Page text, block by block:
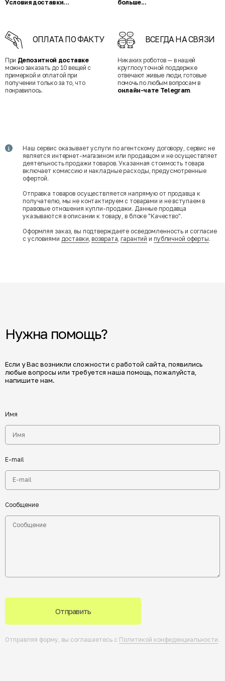
Условия доставки... больше...
ОПЛАТА ПО ФАКТУ
При Депозитной доставке
можно заказать до 10 вещей с
примеркой и оплатой при
получении только за то, что
понравилось.
ВСЕГДА НА СВЯЗИ
Никаких роботов — в нашей
круглосуточной поддержке
отвечают живые люди, готовые
помочь по любым вопросам в
онлайн-чате Telegram.
Наш сервис оказывает услуги по агентскому договору, сервис не
является интернет-магазином или продавцом и не осуществляет
деятельность продажи товаров. Указанная стоимость товара
включает комиссию и накладные расходы, предусмотренные
офертой.
Отправка товаров осуществляется напрямую от продавца к
получателю, мы не контактируем с товарами и не вступаем в
правовые отношения купли-продажи. Данные продавца
указываются в описании к товару, в блоке "Качество".
Оформляя заказ, вы подтверждаете осведомленность и согласие
с условиями доставки,возврата,гарантий и публичной оферты.
Нужна помощь?
Если у Вас возникли сложности с работой сайта, появились
любые вопросы или требуется наша помощь, пожалуйста,
напишите нам.
Имя
E-mail
Сообщение
Отправить
Отправляя форму, вы соглашаетесь с Политикой конфиденциальности.